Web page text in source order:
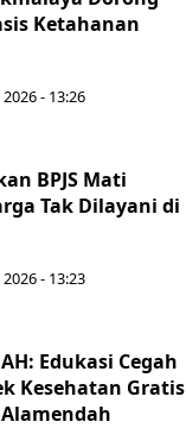
Ketahanan
- 13:26
BPJS Mati
Tak Dilayani di
- 13:23
Edukasi Cegah
Kesehatan Gratis